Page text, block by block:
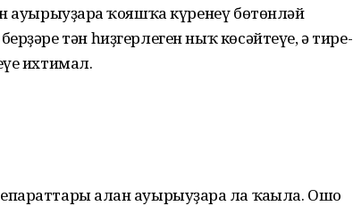
ауырыуҙарға ҡояшҡа күренеү бөтөнләй
тән һиҙгер­леген ныҡ көсәйтеүе, ә тире­
ихтимал.
алған ауырыу­ҙар­ға ла ҡағыла. Ошо